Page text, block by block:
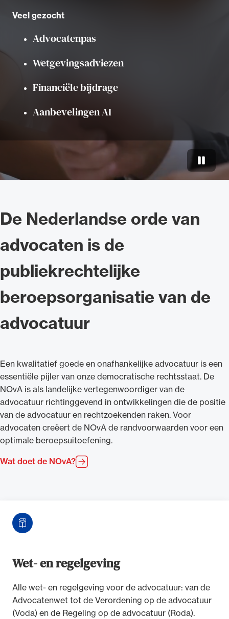
Veel gezocht
Advocatenpas
Wetgevingsadviezen
Financiële bijdrage
Aanbevelingen AI
Video
De Nederlandse orde van
advocaten is de
publiekrechtelijke
beroepsorganisatie van de
advocatuur
Een kwalitatief goede en onafhankelijke advocatuur is een
essentiële pijler van onze democratische rechtsstaat. De
NOvA is als landelijke vertegenwoordiger van de
advocatuur richtinggevend in ontwikkelingen die de positie
van de advocatuur en rechtzoekenden raken. Voor
advocaten creëert de NOvA de randvoorwaarden voor een
optimale beroepsuitoefening.
Wat doet de NOvA?
Wet- en regelgeving
Alle wet- en regelgeving voor de advocatuur: van de
Advocatenwet tot de Verordening op de advocatuur
(Voda) en de Regeling op de advocatuur (Roda).
Alle wet- en regelgeving voor de advocatuur.
Van de Advocatenwet tot de Verordening op
de advocatuur (Voda) en de Regeling op de
advocatuur (Roda).
het rechtsgebiedenregister en
geheimhoudernummers.